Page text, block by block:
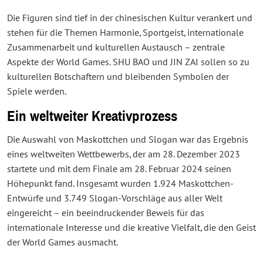
Die Figuren sind tief in der chinesischen Kultur verankert und
stehen für die Themen Harmonie, Sportgeist, internationale
Zusammenarbeit und kulturellen Austausch – zentrale
Aspekte der World Games. SHU BAO und JIN ZAI sollen so zu
kulturellen Botschaftern und bleibenden Symbolen der
Spiele werden.
Ein weltweiter Kreativprozess
Die Auswahl von Maskottchen und Slogan war das Ergebnis
eines weltweiten Wettbewerbs, der am 28. Dezember 2023
startete und mit dem Finale am 28. Februar 2024 seinen
Höhepunkt fand. Insgesamt wurden 1.924 Maskottchen-
Entwürfe und 3.749 Slogan-Vorschläge aus aller Welt
eingereicht – ein beeindruckender Beweis für das
internationale Interesse und die kreative Vielfalt, die den Geist
der World Games ausmacht.